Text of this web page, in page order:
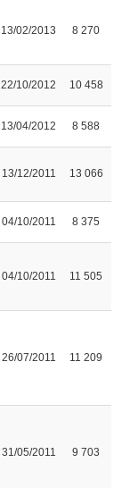
13/02/2013 8 270
22/10/2012 10 458
13/04/2012 8 588
13/12/2011 13 066
04/10/2011 8 375
04/10/2011 11 505
26/07/2011 11 209
31/05/2011 9 703